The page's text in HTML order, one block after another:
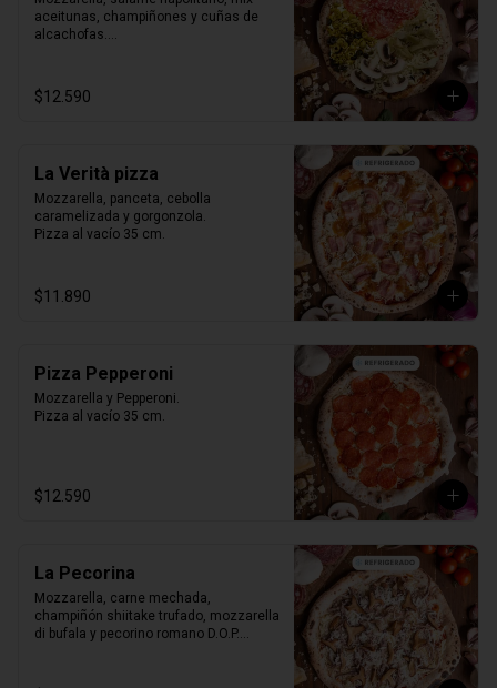
aceitunas, champiñones y cuñas de
alcachofas.
$12.590
La Verità pizza
Mozzarella, panceta, cebolla
caramelizada y gorgonzola.
Pizza al vacío 35 cm.
$11.890
Pizza Pepperoni
Mozzarella y Pepperoni.
Pizza al vacío 35 cm.
$12.590
La Pecorina
Mozzarella, carne mechada,
champiñón shiitake trufado, mozzarella
di bufala y pecorino romano D.O.P.